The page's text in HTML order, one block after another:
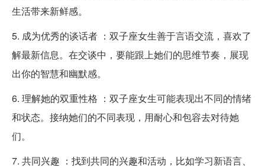
生活带来新鲜感。
5. 成为优秀的谈话者 ：双子座女生善于言语交流，喜欢了
解最新信息。在交谈中，要能跟上她们的思维节奏，展现
出你的智慧和幽默感。
6. 理解她的双重性格 ：双子座女生可能表现出不同的情绪
和状态。接纳她们的不同表现，用耐心和包容去对待她
们。
7. 共同兴趣 ：找到共同的兴趣和活动，比如学习新语言、